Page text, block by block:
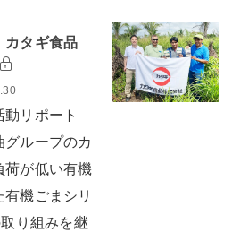
カタギ食品
動リポート
グループのカ
荷が低い有機
機ごまシリ
り組みを継